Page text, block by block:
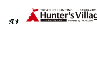
探す